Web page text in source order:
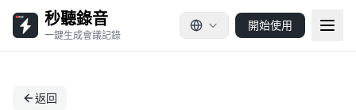
秒聽錄音
一鍵生成會議記錄
開始使用
返回